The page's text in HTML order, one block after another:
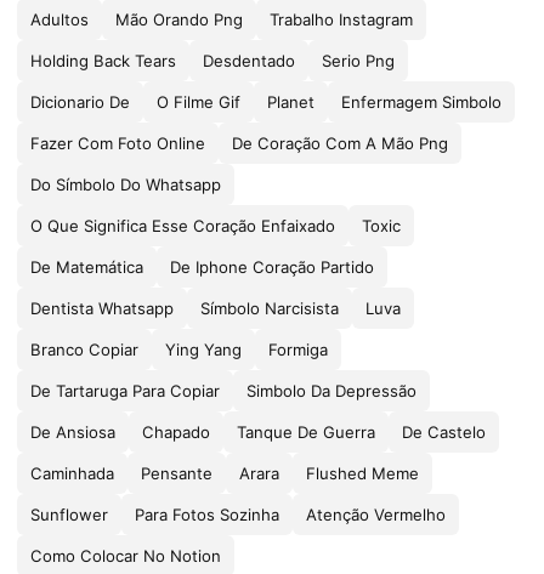
Adultos Mão Orando Png Trabalho Instagram
Holding Back Tears Desdentado Serio Png
Dicionario De O Filme Gif Planet Enfermagem Simbolo
Fazer Com Foto Online De Coração Com A Mão Png
Do Símbolo Do Whatsapp
O Que Significa Esse Coração Enfaixado Toxic
De Matemática De Iphone Coração Partido
Dentista Whatsapp Símbolo Narcisista Luva
Branco Copiar Ying Yang Formiga
De Tartaruga Para Copiar Simbolo Da Depressão
De Ansiosa Chapado Tanque De Guerra De Castelo
Caminhada Pensante Arara Flushed Meme
Sunflower Para Fotos Sozinha Atenção Vermelho
Como Colocar No Notion